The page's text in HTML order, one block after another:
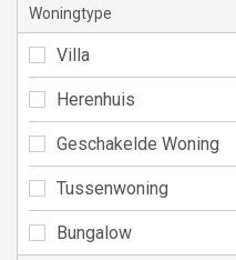
Woningtype
Villa
Herenhuis
Geschakelde Woning
Tussenwoning
Bungalow